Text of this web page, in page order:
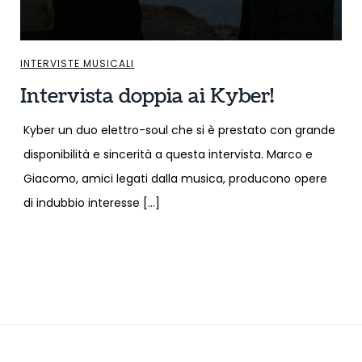
INTERVISTE MUSICALI
Intervista doppia ai Kyber!
Kyber un duo elettro-soul che si è prestato con grande
disponibilità e sincerità a questa intervista. Marco e
Giacomo, amici legati dalla musica, producono opere
di indubbio interesse […]